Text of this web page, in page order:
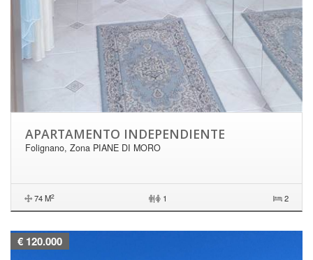
APARTAMENTO INDEPENDIENTE
Folignano, Zona PIANE DI MORO
74 M2 | 1 2
€ 120.000